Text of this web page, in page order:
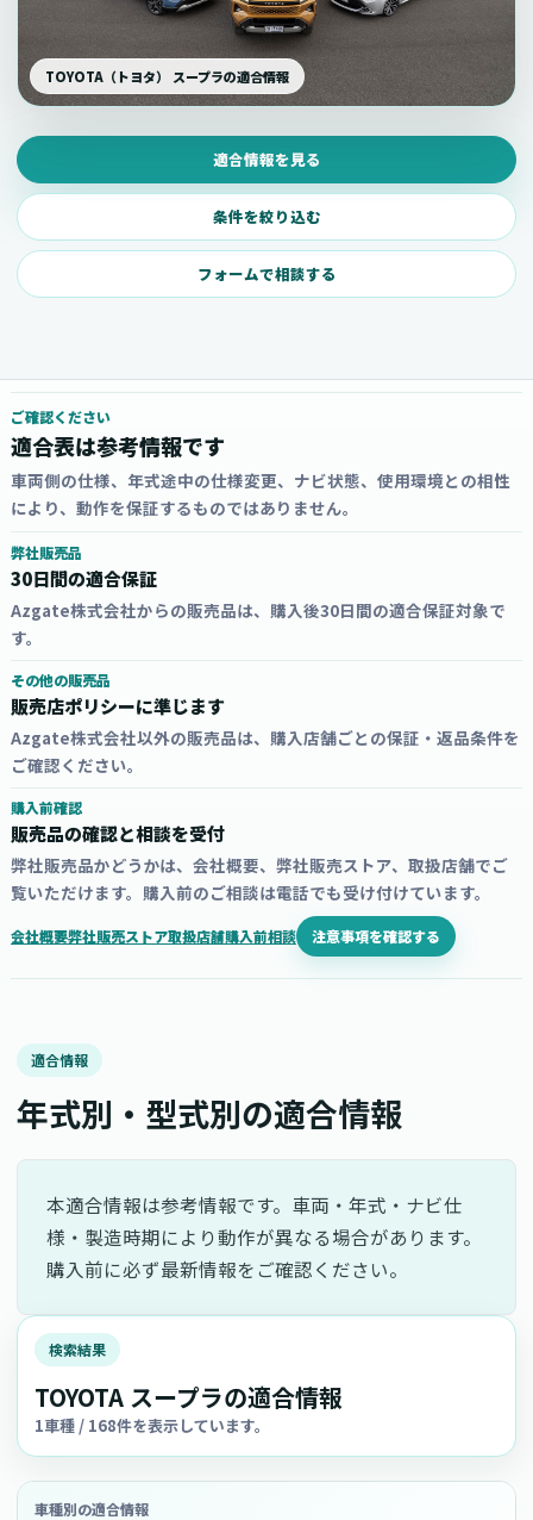
適合情報を見る
条件を絞り込む
フォームで相談する
TOYOTA（トヨタ） スープラの適合情報
ご確認ください
適合表は参考情報です
車両側の仕様、年式途中の仕様変更、ナビ状態、使用環境との相性
により、動作を保証するものではありません。
弊社販売品
30日間の適合保証
Azgate株式会社からの販売品は、購入後30日間の適合保証対象で
す。
その他の販売品
販売店ポリシーに準じます
Azgate株式会社以外の販売品は、購入店舗ごとの保証・返品条件を
ご確認ください。
購入前確認
販売品の確認と相談を受付
弊社販売品かどうかは、会社概要、弊社販売ストア、取扱店舗でご
覧いただけます。購入前のご相談は電話でも受け付けています。
会社概要弊社販売ストア取扱店舗購入前相談 注意事項を確認する
適合情報
年式別・型式別の適合情報
本適合情報は参考情報です。車両・年式・ナビ仕
様・製造時期により動作が異なる場合があります。
購入前に必ず最新情報をご確認ください。
検索結果
TOYOTA スープラの適合情報
1車種 / 168件を表示しています。
車種別の適合情報